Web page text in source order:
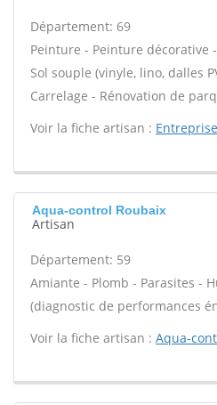
Département: 69
Peinture - Peinture décorative
Sol souple (vinyle, lino, dalles
Carrelage - Rénovation de
Voir la fiche artisan :
Aqua-control Roubaix
Artisan
Département: 59
Amiante - Plomb - Parasites -
(diagnostic de performances
Voir la fiche artisan : Aqua-